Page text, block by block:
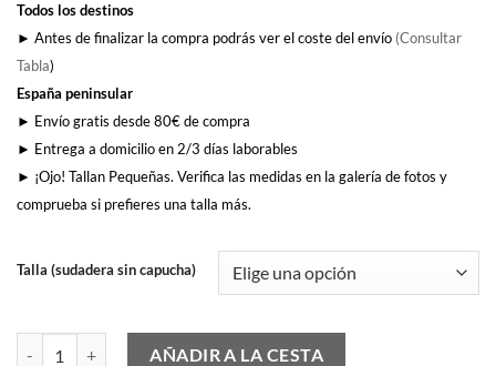
Todos los destinos
► Antes de finalizar la compra podrás ver el coste del envío (Consultar
Tabla)
España peninsular
► Envío gratis desde 80€ de compra
► Entrega a domicilio en 2/3 días laborables
► ¡Ojo! Tallan Pequeñas. Verifica las medidas en la galería de fotos y
comprueba si prefieres una talla más.
Talla (sudadera sin capucha)
Matajare Athletic (sin capucha) cantidad
AÑADIR A LA CESTA